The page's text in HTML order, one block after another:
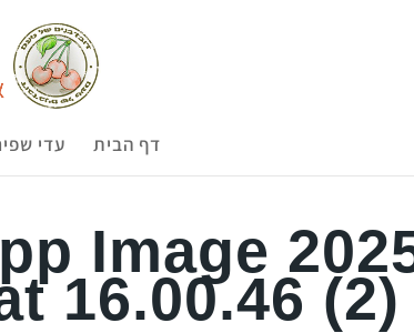
דף הבית עדי
Image
16.00.46 (2)